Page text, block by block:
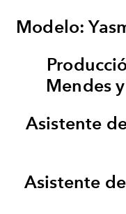
Modelo:
Mendes
Asistente
Asistente